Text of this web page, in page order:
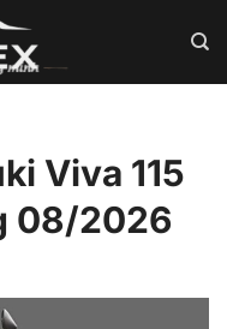
Viva 115
08/2026